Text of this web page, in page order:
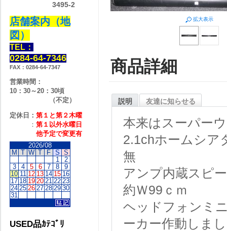
拡大表示
商品詳細
説明 友達に知らせる
本来はスーパー
2.1chホームシア
無
アンプ内蔵スピ
約Ｗ99ｃｍ
ヘッドフォンミ
ーカー作動しま
3495-2
店舗案内（地
図）
TEL：
0284-64-7346
FAX：0284-64-7347
営業時間：
10：30～20：30頃
（不定）
定休日： 第１と第２木曜
： 第１以外水曜日
他予定で変更有
2026/08
M T W T F S S
1
2
3
4 5 6 7 8
9
10 11 12 13 14 15 16
17 18 19 20 21 22 23
24 25 26 27 28 29 30
31
USED品ｶﾃｺﾞﾘ